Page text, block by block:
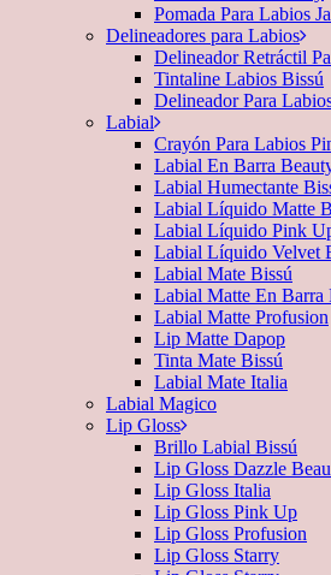
Pomada Para Labios
Delineadores para Labios
Delineador Retráctil
Tintaline Labios Bissú
Delineador Para
Labial
Crayón Para Labios
Labial En Barra
Labial Humectante
Labial Líquido Matte
Labial Líquido Pink
Labial Líquido Velvet
Labial Mate Bissú
Labial Matte En Barra
Labial Matte Profusion
Lip Matte Dapop
Tinta Mate Bissú
Labial Mate Italia
Labial Magico
Lip Gloss
Brillo Labial Bissú
Lip Gloss Dazzle
Lip Gloss Italia
Lip Gloss Pink Up
Lip Gloss Profusion
Lip Gloss Starry